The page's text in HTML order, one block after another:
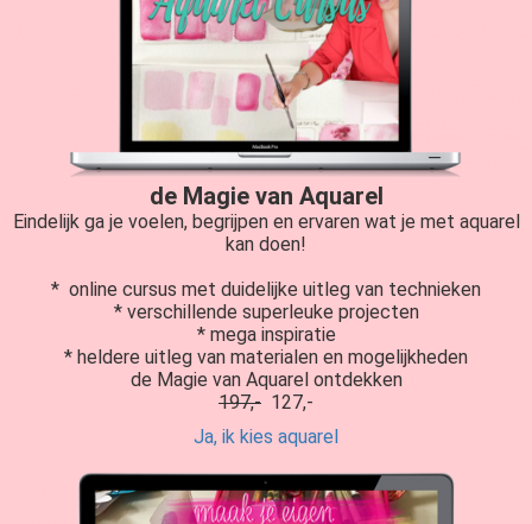
de Magie van Aquarel
Eindelijk ga je voelen, begrijpen en ervaren wat je met aquarel
kan doen!
* online cursus met duidelijke uitleg van technieken
* verschillende superleuke projecten
* mega inspiratie
* heldere uitleg van materialen en mogelijkheden
de Magie van Aquarel ontdekken
197,- 127,-
Ja, ik kies aquarel